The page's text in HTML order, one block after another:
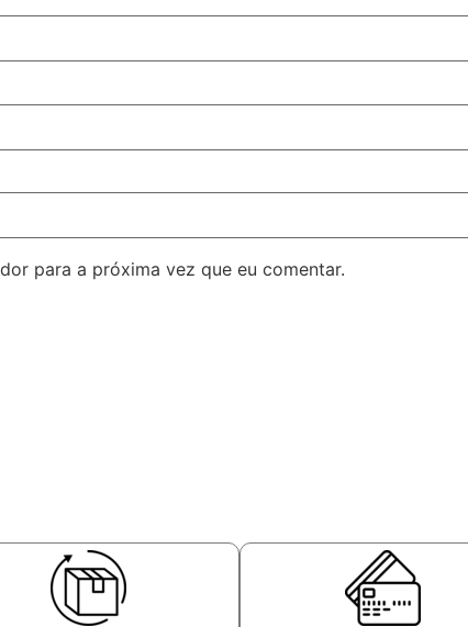
para a próxima vez que eu comentar.